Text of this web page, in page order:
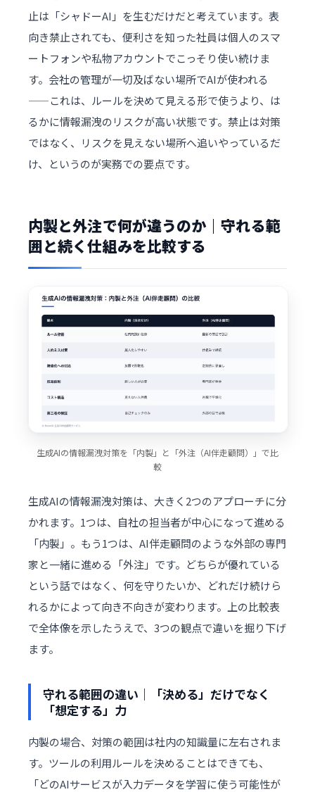
止は「シャドーAI」を生むだけだと考えています。表
向き禁止されても、便利さを知った社員は個人のスマ
ートフォンや私物アカウントでこっそり使い続けま
す。会社の管理が一切及ばない場所でAIが使われる
——これは、ルールを決めて見える形で使うより、は
るかに情報漏洩のリスクが高い状態です。禁止は対策
ではなく、リスクを見えない場所へ追いやっているだ
け、というのが実務での要点です。
内製と外注で何が違うのか｜守れる範
囲と続く仕組みを比較する
生成AIの情報漏洩対策を「内製」と「外注（AI伴走顧問）」で比
較
生成AIの情報漏洩対策は、大きく2つのアプローチに分
かれます。1つは、自社の担当者が中心になって進める
「内製」。もう1つは、AI伴走顧問のような外部の専門
家と一緒に進める「外注」です。どちらが優れている
という話ではなく、何を守りたいか、どれだけ続けら
れるかによって向き不向きが変わります。上の比較表
で全体像を示したうえで、3つの観点で違いを掘り下げ
ます。
守れる範囲の違い｜「決める」だけでなく
「想定する」力
内製の場合、対策の範囲は社内の知識量に左右されま
す。ツールの利用ルールを決めることはできても、
「どのAIサービスが入力データを学習に使う可能性が